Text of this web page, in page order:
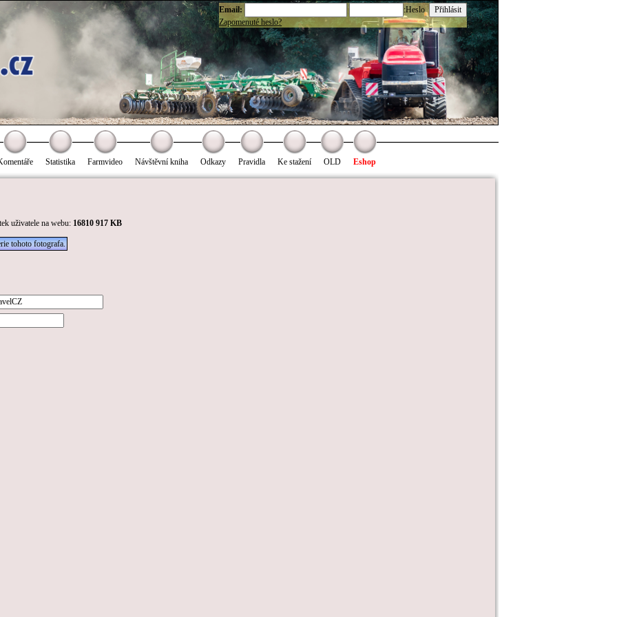
Email:
:Heslo
Zapomenuté heslo?
Statistika Farmvideo Návštěvní kniha Odkazy Pravidla Ke stažení OLD Eshop
uživatele na webu: 16810 917 KB
tohoto fotografa.